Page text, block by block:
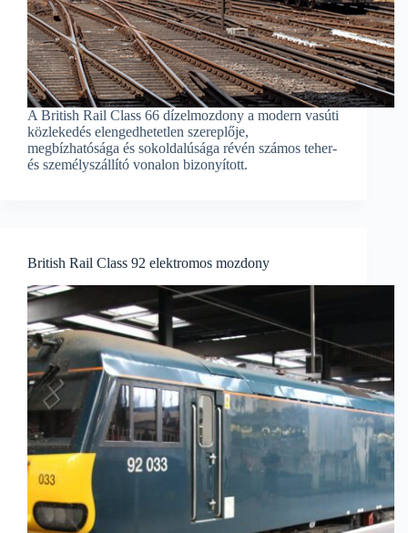
A British Rail Class 66 dízelmozdony a modern vasúti
közlekedés elengedhetetlen szereplője,
megbízhatósága és sokoldalúsága révén számos teher-
és személyszállító vonalon bizonyított.
British Rail Class 92 elektromos mozdony